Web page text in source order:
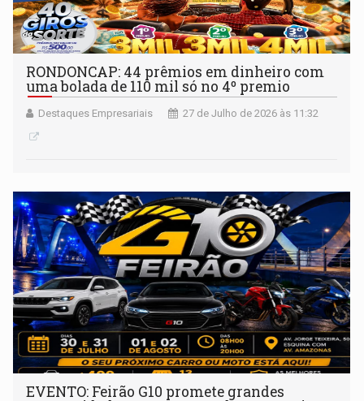
RONDONCAP: 44 prêmios em dinheiro com
uma bolada de 110 mil só no 4º premio
Destaques Empresariais 27 de Julho de 2026 às 11:32
EVENTO: Feirão G10 promete grandes